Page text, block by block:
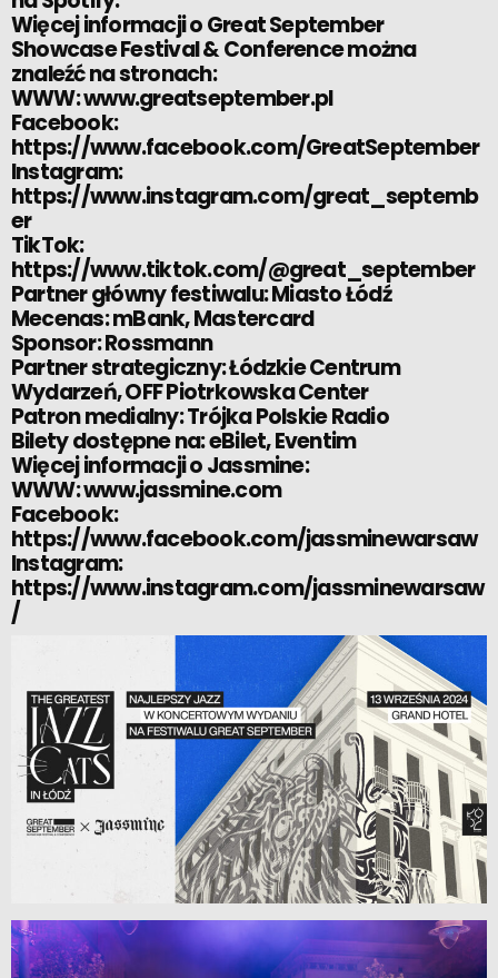
Więcej informacji o Great September
Showcase Festival & Conference można
znaleźć na stronach:
WWW: www.greatseptember.pl
Facebook:
https://www.facebook.com/GreatSeptember
Instagram:
https://www.instagram.com/great_septemb
er
TikTok:
https://www.tiktok.com/@great_september
Partner główny festiwalu: Miasto Łódź
Mecenas: mBank, Mastercard
Sponsor: Rossmann
Partner strategiczny: Łódzkie Centrum
Wydarzeń, OFF Piotrkowska Center
Patron medialny: Trójka Polskie Radio
Bilety dostępne na: eBilet, Eventim
Więcej informacji o Jassmine:
WWW: www.jassmine.com
Facebook:
https://www.facebook.com/jassminewarsaw
Instagram:
https://www.instagram.com/jassminewarsaw
/